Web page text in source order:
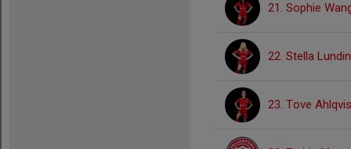
21. Sophie
22. Stella Lundin
23. Tove